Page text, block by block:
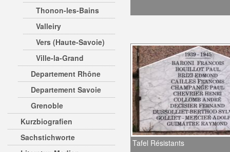
Thonon-les-Bains
Valleiry
Vers (Haute-Savoie)
Ville-la-Grand
Departement Rhône
Departement Savoie
Grenoble
Kurzbiografien
Sachstichworte
Tafel Résistants